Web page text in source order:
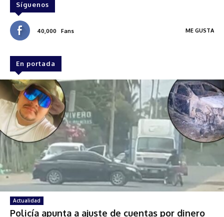
Síguenos
40,000 Fans ME GUSTA
En portada
Actualidad
Policía apunta a ajuste de cuentas por dinero